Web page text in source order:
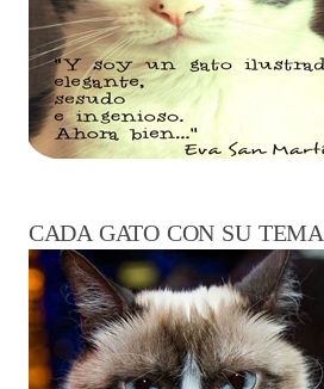
CADA GATO CON SU TEMA